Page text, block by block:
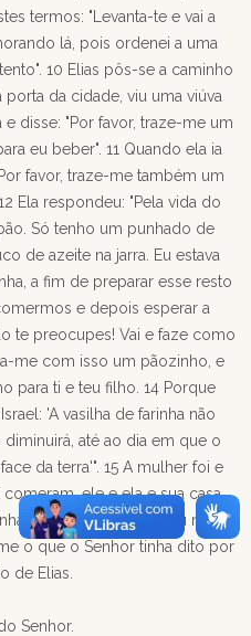
termos: "Levanta-te e vai a
lá, pois ordenei a uma
10 Elias pôs-se a caminho
da cidade, viu uma viúva
disse: "Por favor, traze-me um
eu beber". 11 Quando ela ia
favor, traze-me também um
Ela respondeu: "Pela vida do
Só tenho um punhado de
de azeite na jarra. Eu estava
a fim de preparar esse resto
e depois esperar a
te preocupes! Vai e faze como
me com isso um pãozinho, e
para ti e teu filho. 14 Porque
'A vasilha de farinha não
diminuirá, até ao dia em que o
da terra'". 15 A mulher foi e
ele e ela e sua casa,
da vasilha não acabou nem
o que o Senhor tinha dito por
de Elias.
Senhor.